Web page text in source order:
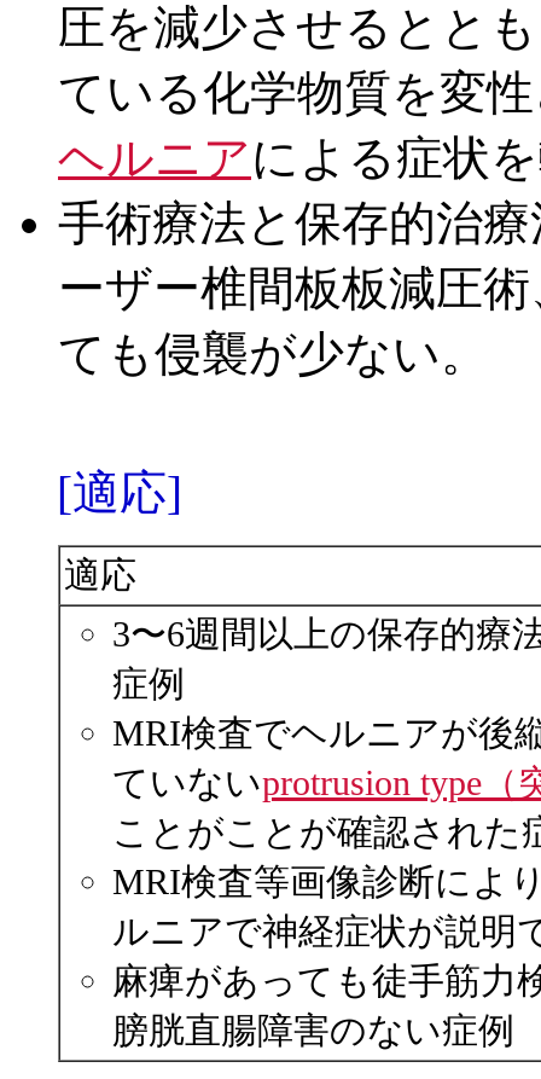
圧を減少させるとと
ている化学物質を変
ヘルニアによる症状
手術療法と保存的治
ーザー椎間板板減圧
ても侵襲が少ない。
[適応]
適応
3〜6週間以上の保存的療
症例
MRI検査でヘルニアが後
ていないprotrusion type（
ことがことが確認された
MRI検査等画像診断によ
ルニアで神経症状が説明
麻痺があっても徒手筋力
膀胱直腸障害のない症例